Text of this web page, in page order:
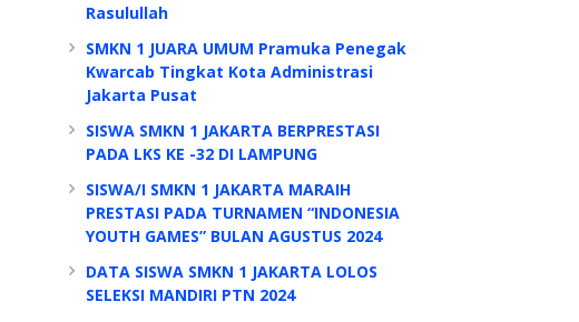
Rasulullah
SMKN 1 JUARA UMUM Pramuka Penegak
Kwarcab Tingkat Kota Administrasi
Jakarta Pusat
SISWA SMKN 1 JAKARTA BERPRESTASI
PADA LKS KE -32 DI LAMPUNG
SISWA/I SMKN 1 JAKARTA MARAIH
PRESTASI PADA TURNAMEN “INDONESIA
YOUTH GAMES” BULAN AGUSTUS 2024
DATA SISWA SMKN 1 JAKARTA LOLOS
SELEKSI MANDIRI PTN 2024